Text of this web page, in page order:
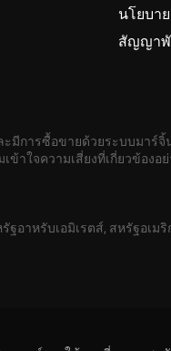
นโยบา
สัญญา
มีการซื้อขายด้วยระบบมาร์จิ้
าใจความเสี่ยงที่เกี่ยวข้องอย่
ฐอาหรับเอมิเรตส์, สหรัฐอเมริ